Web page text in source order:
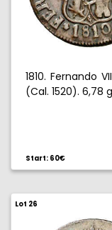
1810. Fernando
(Cal. 1520). 6,78
Start: 60€
Lot 26